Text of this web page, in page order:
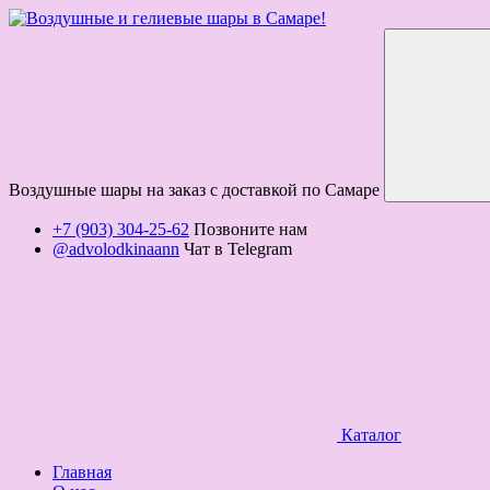
Воздушные шары на заказ с доставкой по Самаре
+7 (903) 304-25-62 Позвоните нам
@advolodkinaann Чат в Telegram
Каталог
Главная